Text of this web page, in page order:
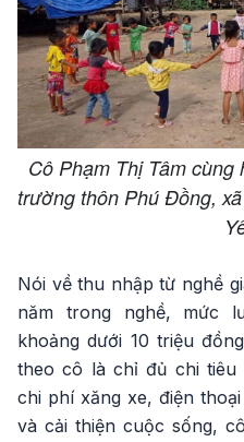
Cô Phạm Thị Tâm
trường thôn Phú Đồng,
Nói về thu nhập từ nghề
năm trong nghề, mức
khoảng dưới 10 triệu
theo cô là chỉ đủ chi tiêu
chi phí xăng xe, điện
và cải thiện cuộc sống,